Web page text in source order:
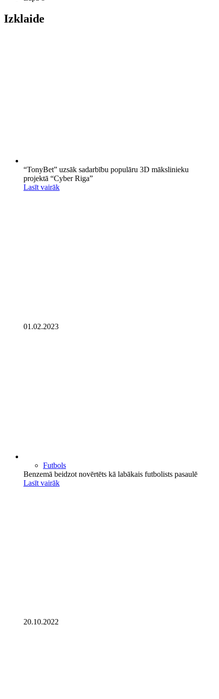
Izklaide
“TonyBet” uzsāk sadarbību populāru 3D mākslinieku
projektā “Cyber Riga”
Lasīt vairāk
01.02.2023
Futbols
Benzemā beidzot novērtēts kā labākais futbolists pasaulē
Lasīt vairāk
20.10.2022